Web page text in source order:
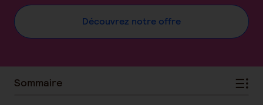
Découvrez notre offre
Sommaire